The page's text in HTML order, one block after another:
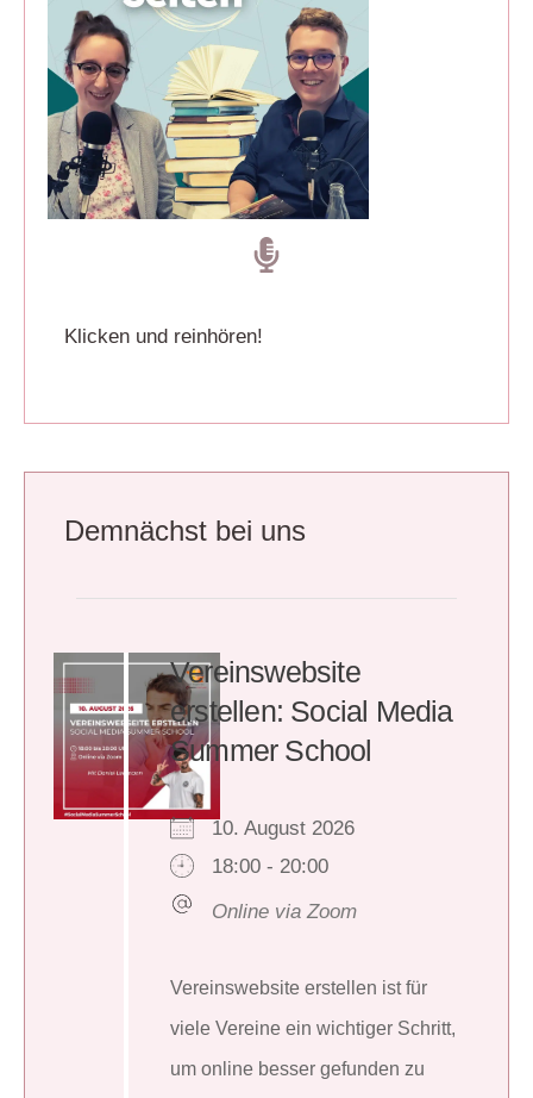
Klicken und reinhören!
Demnächst bei uns
Vereinswebsite
erstellen: Social Media
Summer School
10. August 2026
18:00 - 20:00
Online via Zoom
Vereinswebsite erstellen ist für
viele Vereine ein wichtiger Schritt,
um online besser gefunden zu